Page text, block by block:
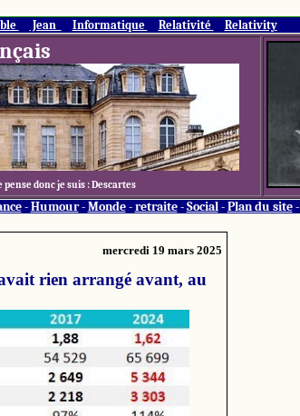
Jean Informatique Relativité Relativity
donc je suis : Descartes
- Humour- Monde- retraite- Social- Plan du site-
mercredi 19 mars 2025
rien arrangé avant, au